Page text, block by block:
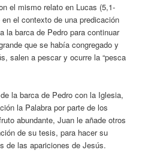
el mismo relato en Lucas (5,1-
el contexto de una predicación
la barca de Pedro para continuar
que se había congregado y
salen a pescar y ocurre la “pesca
la barca de Pedro con la Iglesia,
la Palabra por parte de los
abundante, Juan le añade otros
de su tesis, para hacer su
de las apariciones de Jesús.